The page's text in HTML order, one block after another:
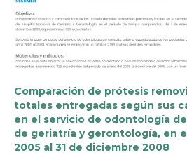
Comparación de prótesis
totales entregadas según sus
en el servicio de odontología
de geriatría y gerontología, en
2005 al 31 de diciembre 2008